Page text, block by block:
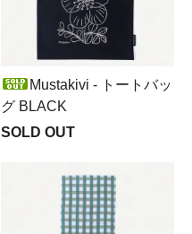
Mustakivi - トートバッ
グ BLACK
SOLD OUT